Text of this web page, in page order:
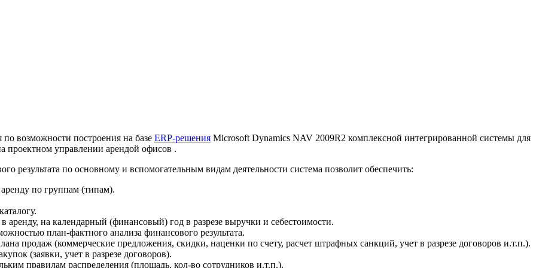
возможности построения на базе ERP-решения Microsoft Dynamics NAV 2009R2 комплексной интегрированной системы для
проектном управлении арендой офисов .
результата по основному и вспомогательным видам деятельности система позволит обеспечить:
по группам (типам).
на календарный (финансовый) год в разрезе выручки и себестоимости.
план-фактного анализа финансового результата.
продаж (коммерческие предложения, скидки, наценки по счету, расчет штрафных санкций, учет в разрезе договоров и.т.п.).
(заявки, учет в разрезе договоров).
правилам распределения (площадь, кол-во сотрудников и.т.п.).